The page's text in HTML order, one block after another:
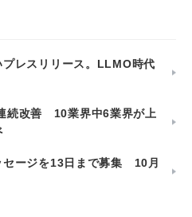
プレスリリース。LLMO時代
続改善 10業界中6業界が上
セージを13日まで募集 10月